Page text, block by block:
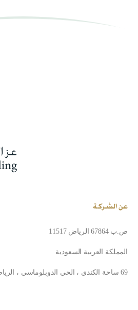
عن الشركة
ص.ب 67864 الرياض 11517
المملكة العربية السعودية
69 ساحة الكندي ، الحي الدوبلوماسي ، الرياض